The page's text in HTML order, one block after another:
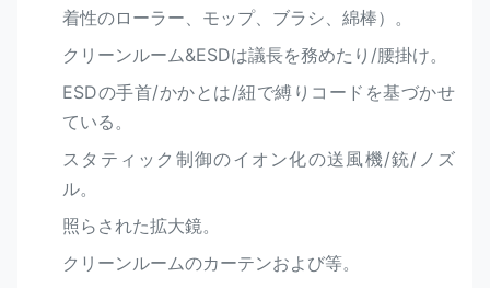
着性のローラー、モップ、ブラシ、綿棒）。
クリーンルーム&ESDは議長を務めたり/腰掛け。
ESDの手首/かかとは/紐で縛りコードを基づかせ
ている。
スタティック制御のイオン化の送風機/銃/ノズ
ル。
照らされた拡大鏡。
クリーンルームのカーテンおよび等。